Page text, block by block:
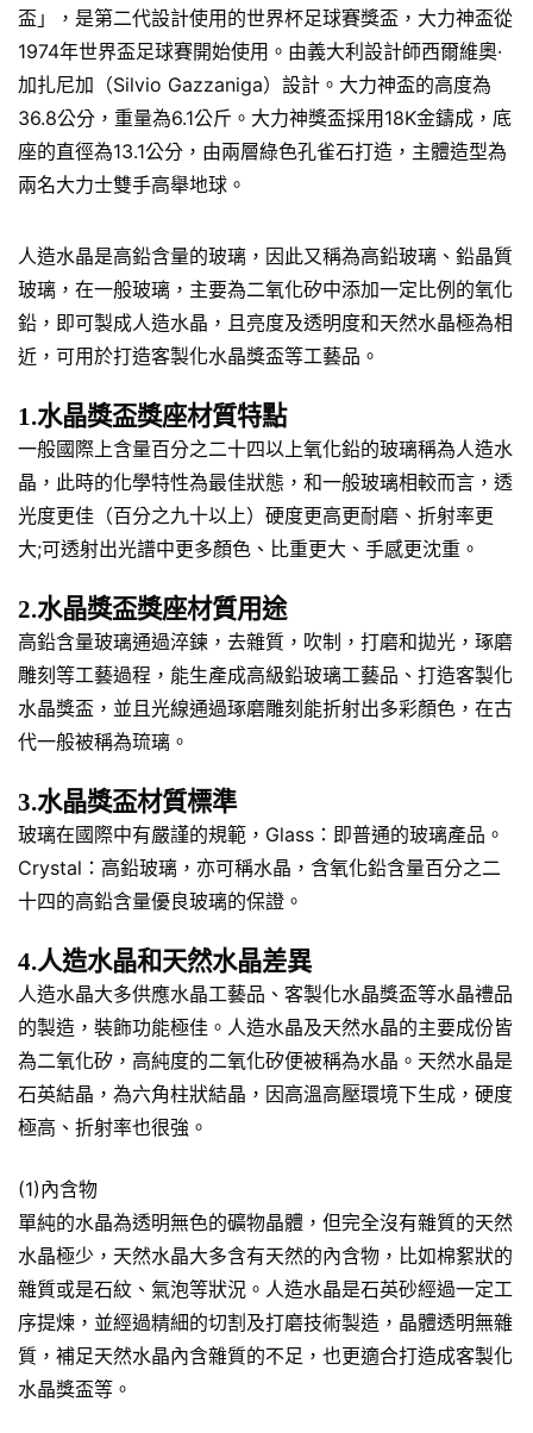
盃」，是第二代設計使用的世界杯足球賽獎盃，大力神盃從
1974年世界盃足球賽開始使用。由義大利設計師西爾維奧·
加扎尼加（Silvio Gazzaniga）設計。大力神盃的高度為
36.8公分，重量為6.1公斤。大力神獎盃採用18K金鑄成，底
座的直徑為13.1公分，由兩層綠色孔雀石打造，主體造型為
兩名大力士雙手高舉地球。
人造水晶是高鉛含量的玻璃，因此又稱為高鉛玻璃、鉛晶質
玻璃，在一般玻璃，主要為二氧化矽中添加一定比例的氧化
鉛，即可製成人造水晶，且亮度及透明度和天然水晶極為相
近，可用於打造客製化水晶獎盃等工藝品。
1.水晶獎盃獎座材質特點
一般國際上含量百分之二十四以上氧化鉛的玻璃稱為人造水
晶，此時的化學特性為最佳狀態，和一般玻璃相較而言，透
光度更佳（百分之九十以上）硬度更高更耐磨、折射率更
大;可透射出光譜中更多顏色、比重更大、手感更沈重。
2.水晶獎盃獎座材質用途
高鉛含量玻璃通過淬鍊，去雜質，吹制，打磨和拋光，琢磨
雕刻等工藝過程，能生產成高級鉛玻璃工藝品、打造客製化
水晶獎盃，並且光線通過琢磨雕刻能折射出多彩顏色，在古
代一般被稱為琉璃。
3.水晶獎盃材質標準
玻璃在國際中有嚴謹的規範，Glass：即普通的玻璃產品。
Crystal：高鉛玻璃，亦可稱水晶，含氧化鉛含量百分之二
十四的高鉛含量優良玻璃的保證。
4.人造水晶和天然水晶差異
人造水晶大多供應水晶工藝品、客製化水晶獎盃等水晶禮品
的製造，裝飾功能極佳。人造水晶及天然水晶的主要成份皆
為二氧化矽，高純度的二氧化矽便被稱為水晶。天然水晶是
石英結晶，為六角柱狀結晶，因高溫高壓環境下生成，硬度
極高、折射率也很強。
(1)內含物
單純的水晶為透明無色的礦物晶體，但完全沒有雜質的天然
水晶極少，天然水晶大多含有天然的內含物，比如棉絮狀的
雜質或是石紋、氣泡等狀況。人造水晶是石英砂經過一定工
序提煉，並經過精細的切割及打磨技術製造，晶體透明無雜
質，補足天然水晶內含雜質的不足，也更適合打造成客製化
水晶獎盃等。